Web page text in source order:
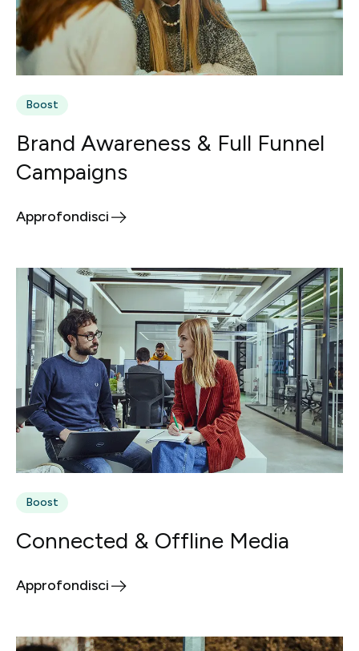
Boost
Brand Awareness & Full Funnel
Campaigns
Approfondisci
Boost
Connected & Offline Media
Approfondisci